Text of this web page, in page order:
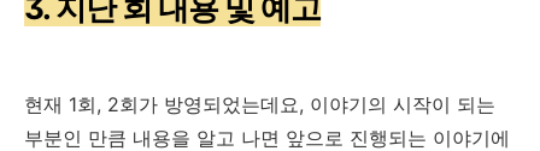
현재 1회, 2회가 방영되었는데요, 이야기의 시작이 되는
부분인 만큼 내용을 알고 나면 앞으로 진행되는 이야기에